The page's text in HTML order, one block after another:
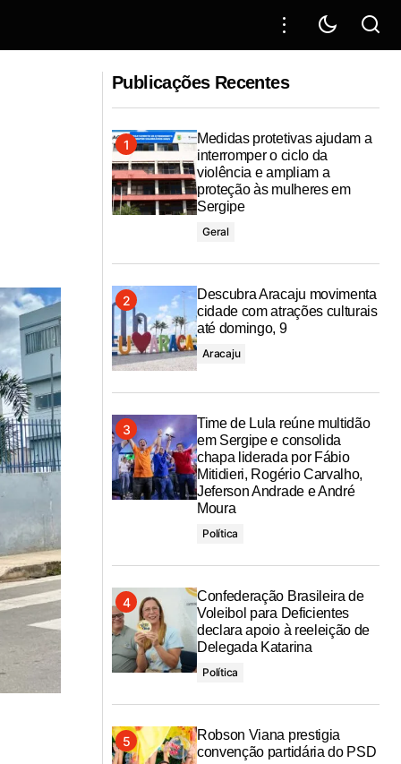
Festa de Bom Jesus dos Navegantes e
celebra impacto positivo na economia
Publicações Recentes
Medidas protetivas ajudam a
interromper o ciclo da
violência e ampliam a
proteção às mulheres em
Sergipe
Geral
Descubra Aracaju movimenta
cidade com atrações culturais
até domingo, 9
Aracaju
Time de Lula reúne multidão
em Sergipe e consolida
chapa liderada por Fábio
Mitidieri, Rogério Carvalho,
Jeferson Andrade e André
Moura
Política
Confederação Brasileira de
Voleibol para Deficientes
declara apoio à reeleição de
Delegada Katarina
Política
Robson Viana prestigia
convenção partidária do PSD